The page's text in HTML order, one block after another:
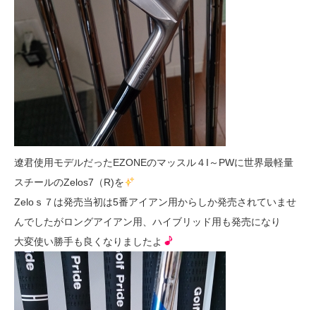
遼君使用モデルだったEZONEのマッスル４I～PWに世界最軽量
スチールのZelos7（R)を
Zeloｓ７は発売当初は5番アイアン用からしか発売されていませ
んでしたがロングアイアン用、ハイブリッド用も発売になり
大変使い勝手も良くなりましたよ